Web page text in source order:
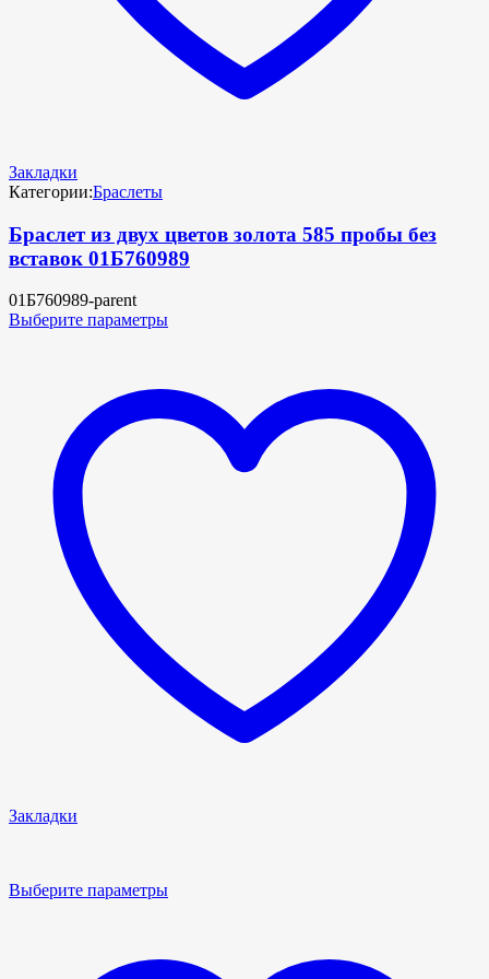
Закладки
Категории:Браслеты
Браслет из двух цветов золота 585 пробы без
вставок 01Б760989
01Б760989-parent
Выберите параметры
Закладки
Выберите параметры